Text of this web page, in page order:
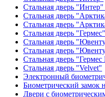
Стальная дверь "Интер"
Стальная дверь
Стальная дверь
Стальная дверь
Стальная дверь
Стальная дверь
Стальная дверь
Стальная дверь "Velvet"
Электронный
Биометрический замок
Двери с